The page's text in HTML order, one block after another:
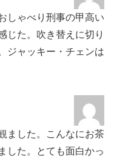
しゃべり刑事の甲高い
じた。吹き替えに切り
ジャッキー・チェンは
ました。こんなにお茶
した。とても面白かっ